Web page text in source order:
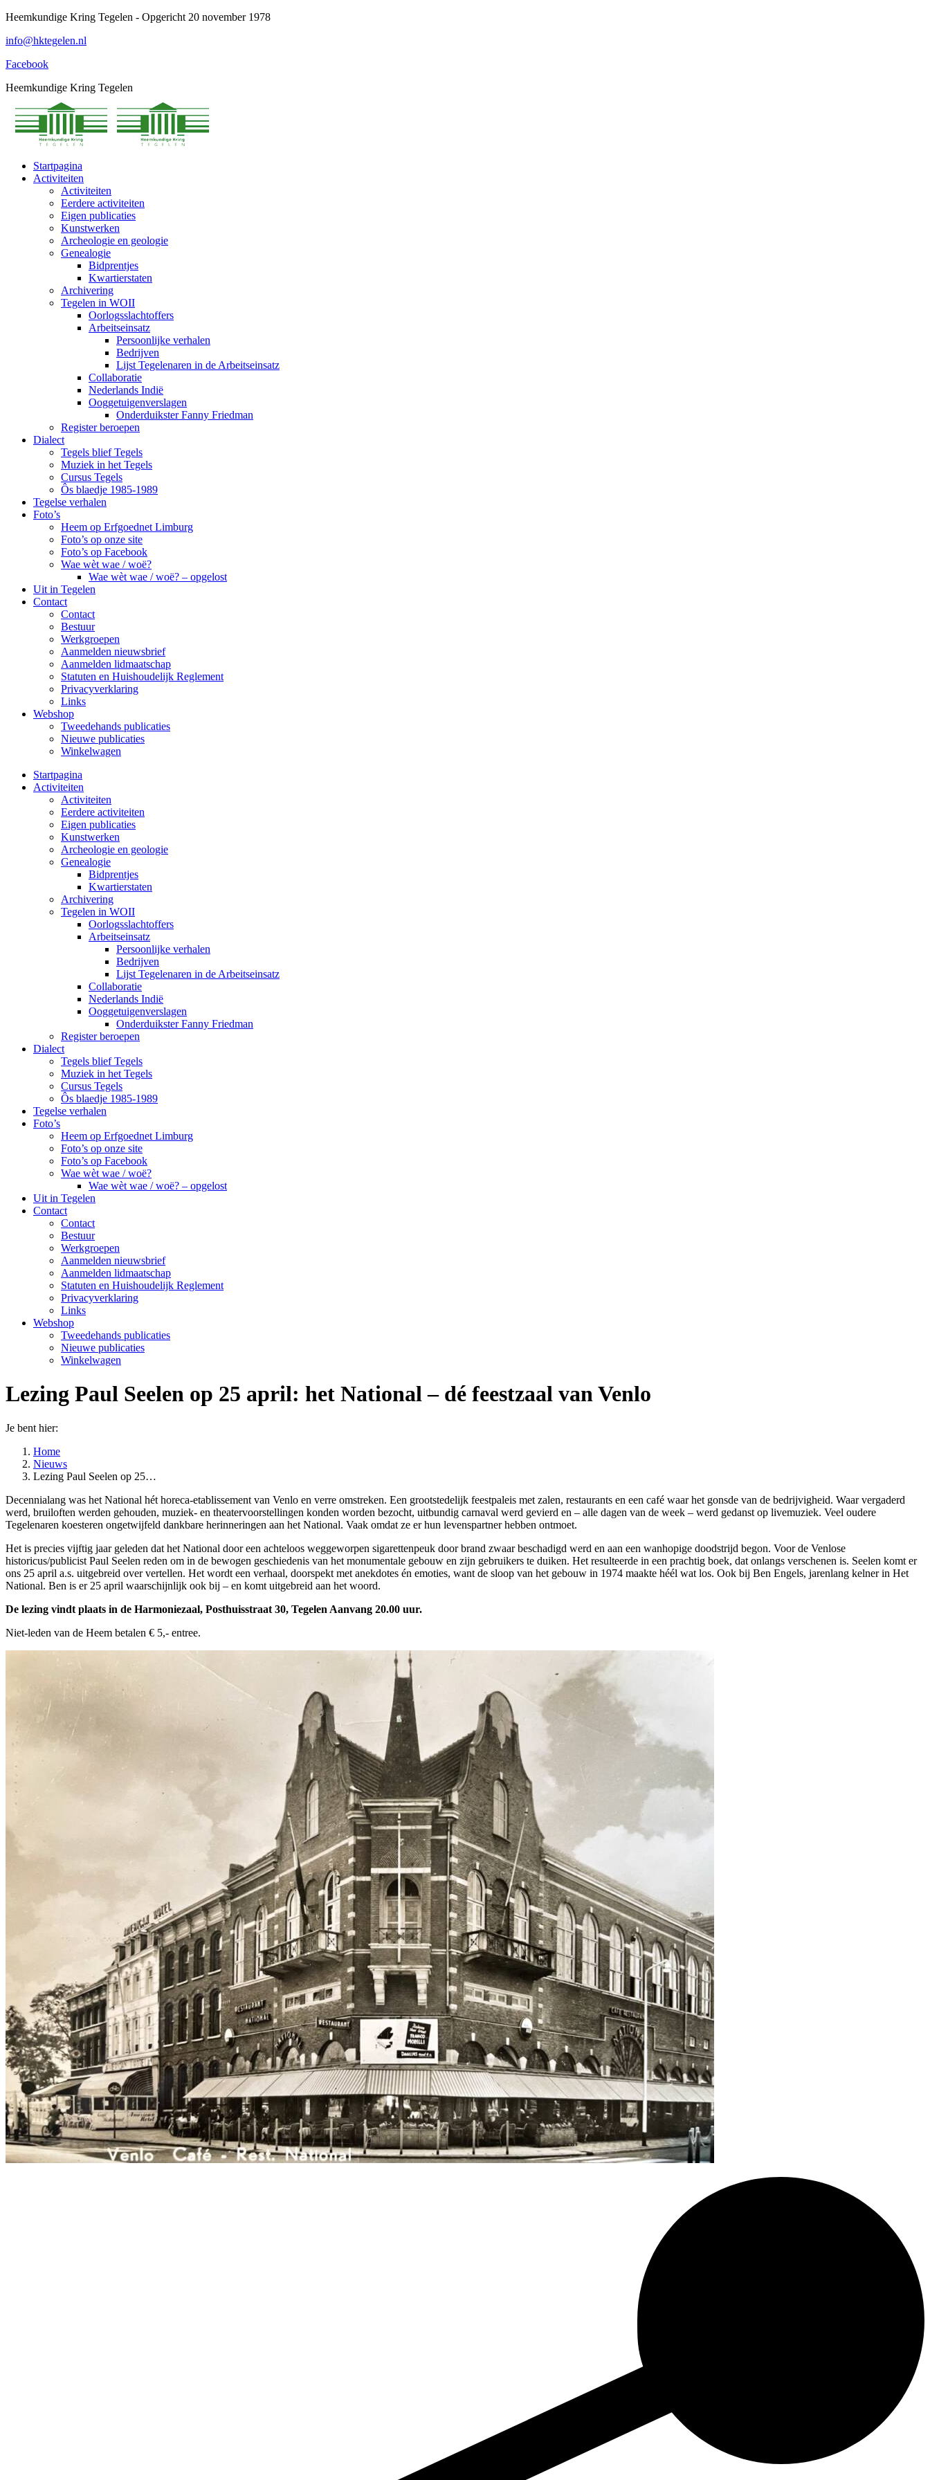
Spring
content
Heemkundige Kring Tegelen - Opgericht 20 november 1978
info@hktegelen.nl
Facebook
Heemkundige Kring Tegelen
Startpagina
Activiteiten
Activiteiten
Eerdere activiteiten
Eigen publicaties
Kunstwerken
Archeologie en geologie
Genealogie
Bidprentjes
Kwartierstaten
Archivering
Tegelen in WOII
Oorlogsslachtoffers
Arbeitseinsatz
Persoonlijke verhalen
Bedrijven
Lijst Tegelenaren in de Arbeitseinsatz
Collaboratie
Nederlands Indië
Ooggetuigenverslagen
Onderduikster Fanny Friedman
Register beroepen
Dialect
Tegels blief Tegels
Muziek in het Tegels
Cursus Tegels
Ôs blaedje 1985-1989
Tegelse verhalen
Foto’s
Heem op Erfgoednet Limburg
Foto’s op onze site
Foto’s op Facebook
Wae wèt wae / woë?
Wae wèt wae / woë? – opgelost
Uit in Tegelen
Contact
Contact
Bestuur
Werkgroepen
Aanmelden nieuwsbrief
Aanmelden lidmaatschap
Statuten en Huishoudelijk Reglement
Privacyverklaring
Links
Webshop
Tweedehands publicaties
Nieuwe publicaties
Winkelwagen
Startpagina
Activiteiten
Activiteiten
Eerdere activiteiten
Eigen publicaties
Kunstwerken
Archeologie en geologie
Genealogie
Bidprentjes
Kwartierstaten
Archivering
Tegelen in WOII
Oorlogsslachtoffers
Arbeitseinsatz
Persoonlijke verhalen
Bedrijven
Lijst Tegelenaren in de Arbeitseinsatz
Collaboratie
Nederlands Indië
Ooggetuigenverslagen
Onderduikster Fanny Friedman
Register beroepen
Dialect
Tegels blief Tegels
Muziek in het Tegels
Cursus Tegels
Ôs blaedje 1985-1989
Tegelse verhalen
Foto’s
Heem op Erfgoednet Limburg
Foto’s op onze site
Foto’s op Facebook
Wae wèt wae / woë?
Wae wèt wae / woë? – opgelost
Uit in Tegelen
Contact
Contact
Bestuur
Werkgroepen
Aanmelden nieuwsbrief
Aanmelden lidmaatschap
Statuten en Huishoudelijk Reglement
Privacyverklaring
Links
Webshop
Tweedehands publicaties
Nieuwe publicaties
Winkelwagen
Lezing Paul Seelen op 25 april: het National – dé feestzaal van Venlo
Je bent hier:
Home
Nieuws
Lezing Paul Seelen op 25…
Decennialang was het National hét horeca-etablissement van Venlo en verre omstreken. Een grootstedelijk feestpaleis met zalen, restaurants en een café waar het gonsde van de bedrijvigheid. Waar vergaderd
werd, bruiloften werden gehouden, muziek- en theatervoorstellingen konden worden bezocht, uitbundig carnaval werd gevierd en – alle dagen van de week – werd gedanst op livemuziek. Veel oudere
Tegelenaren koesteren ongetwijfeld dankbare herinneringen aan het National. Vaak omdat ze er hun levenspartner hebben ontmoet.
Het is precies vijftig jaar geleden dat het National door een achteloos weggeworpen sigarettenpeuk door brand zwaar beschadigd werd en aan een wanhopige doodstrijd begon. Voor de Venlose
historicus/publicist Paul Seelen reden om in de bewogen geschiedenis van het monumentale gebouw en zijn gebruikers te duiken. Het resulteerde in een prachtig boek, dat onlangs verschenen is. Seelen komt er
ons 25 april a.s. uitgebreid over vertellen. Het wordt een verhaal, doorspekt met anekdotes én emoties, want de sloop van het gebouw in 1974 maakte héél wat los. Ook bij Ben Engels, jarenlang kelner in Het
National. Ben is er 25 april waarschijnlijk ook bij – en komt uitgebreid aan het woord.
De lezing vindt plaats in de Harmoniezaal, Posthuisstraat 30, Tegelen Aanvang 20.00 uur.
Niet-leden van de Heem betalen € 5,- entree.